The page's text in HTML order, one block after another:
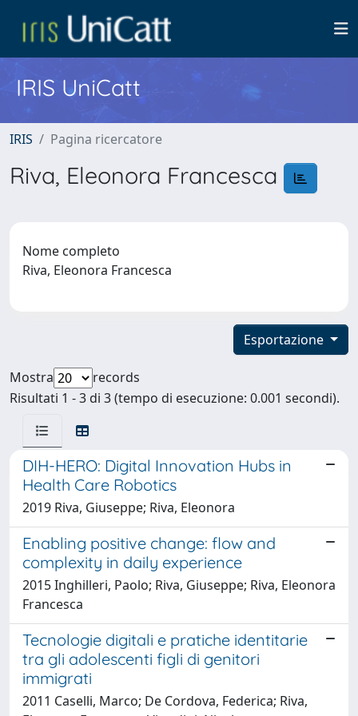
IRIS UniCatt
IRIS Pagina ricercatore
Riva, Eleonora Francesca
Nome completo
Riva, Eleonora Francesca
Esportazione
Mostra
records
Risultati 1 - 3 di 3 (tempo di esecuzione: 0.001 secondi).
DIH-HERO: Digital Innovation Hubs in
Health Care Robotics
2019 Riva, Giuseppe; Riva, Eleonora
Enabling positive change: flow and
complexity in daily experience
2015 Inghilleri, Paolo; Riva, Giuseppe; Riva, Eleonora
Francesca
Tecnologie digitali e pratiche identitarie
tra gli adolescenti figli di genitori
immigrati
2011 Caselli, Marco; De Cordova, Federica; Riva,